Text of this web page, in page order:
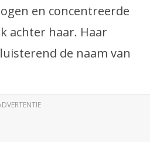
en concentreerde
achter haar. Haar
de naam van